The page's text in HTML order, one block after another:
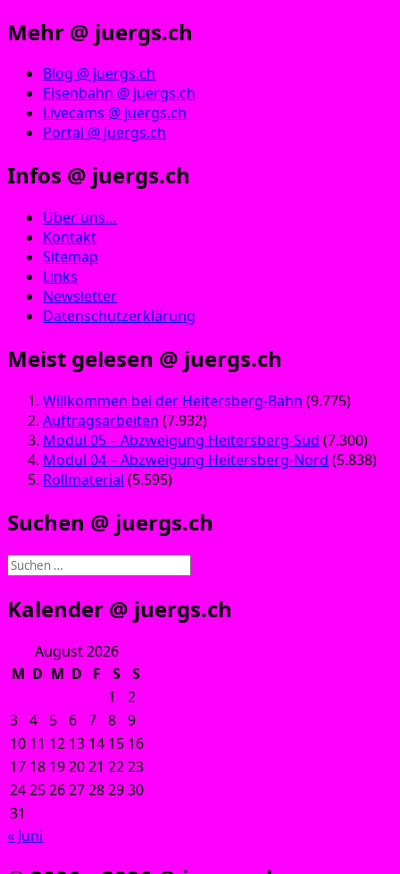
Mehr @ juergs.ch
Blog @ juergs.ch
Eisenbahn @ juergs.ch
Livecams @ juergs.ch
Portal @ juergs.ch
Infos @ juergs.ch
Über uns…
Kontakt
Sitemap
Links
Newsletter
Datenschutzerklärung
Meist gelesen @ juergs.ch
Willkommen bei der Heitersberg-Bahn (9.775)
Auftragsarbeiten (7.932)
Modul 05 – Abzweigung Heitersberg-Süd (7.300)
Modul 04 – Abzweigung Heitersberg-Nord (5.838)
Rollmaterial (5.595)
Suchen @ juergs.ch
Suchen
Kalender @ juergs.ch
August 2026
M D M D F S
S
1
2
3 4 5 6 7 8 9
10 11 12 13 14 15 16
17 18 192021 2223
24252627282930
31
« Juni